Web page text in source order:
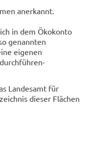
anerkannt.
in dem Ökokonto
genannten
eigenen
Landesamt für
dieser Flächen